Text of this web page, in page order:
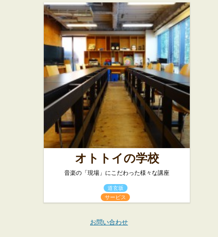
オトトイの学校
音楽の「現場」にこだわった様々な講座
道玄坂
サービス
お問い合わせ